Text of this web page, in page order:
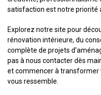
satisfaction est notre priorité
Explorez notre site pour
rénovation intérieure, du
complète de projets
pas à nous contacter dès
et commencer à transformer
vous ressemble.